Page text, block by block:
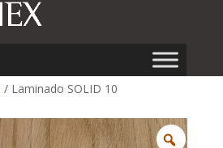
/ Laminado SOLID 10
Zoom